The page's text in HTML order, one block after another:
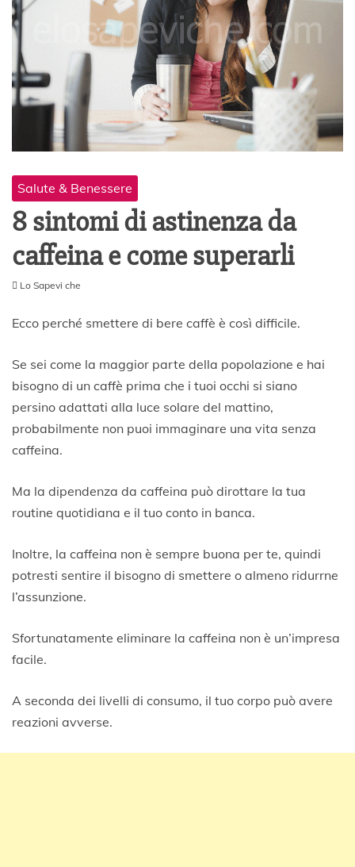
Salute & Benessere
8 sintomi di astinenza da
caffeina e come superarli
4
g
l
o
2
Lo Sapevi che
Ecco perché smettere di bere caffè è così difficile.
Se sei come la maggior parte della popolazione e hai
bisogno di un caffè prima che i tuoi occhi si siano
persino adattati alla luce solare del mattino,
probabilmente non puoi immaginare una vita senza
caffeina.
Ma la dipendenza da caffeina può dirottare la tua
routine quotidiana e il tuo conto in banca.
Inoltre, la caffeina non è sempre buona per te, quindi
potresti sentire il bisogno di smettere o almeno ridurrne
l’assunzione.
Sfortunatamente eliminare la caffeina non è un’impresa
facile.
A seconda dei livelli di consumo, il tuo corpo può avere
reazioni avverse.